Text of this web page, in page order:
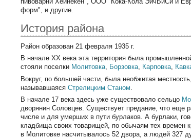
форм", и другие.
История района
Район образован 21 февраля 1935 г.
В начале XX века эта территория была
стояли поселки Молитовка, Борзовка, Карповка,
Вокруг, по большей части, была необжитая
называвшаясяСтрелицким Станом
В начале 17 века здесь уже существовало сельцо
дворянин Соловцев. Существует предание, что еще
числе и для умерших в пути бурлаков. А бурлаки,
кладбища своих товарищей, по обычаям тех времен
в Молитовке насчитывалось 52 двора, а людей 327